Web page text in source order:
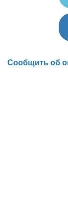
Сообщить об